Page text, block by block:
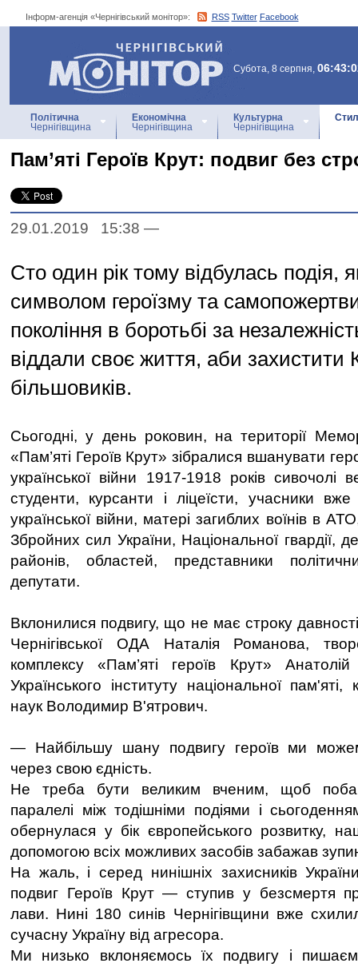
Інформ-агенція «Чернігівський монітор»: RSS Twitter Facebook
Інформ-агенція
«Чернігівський монітор»
Субота, 8 серпня,
Політична
Чернігівщина
Економічна
Чернігівщина
Культурна
Чернігівщина
Пам’яті Героїв Крут: подвиг без
29.01.2019 15:38 —
Сто один рік тому відбулась подія,
символом героїзму та
покоління в боротьбі за
віддали своє життя, аби захистити
більшовиків.
Сьогодні, у день роковин, на території
«Пам’яті Героїв Крут» зібралися вшанувати
української війни 1917-1918 років сивочолі
студенти, курсанти і ліцеїсти, учасники вже
української війни, матері загиблих воїнів в
Збройних сил України, Національної гвардії,
районів, областей, представники
депутати.
Вклонилися подвигу, що не має строку
Чернігівської ОДА Наталія Романова,
комплексу «Пам’яті героїв Крут»
Українського інституту національної пам'яті,
наук Володимир В'ятрович.
— Найбільшу шану подвигу героїв ми
через свою єдність.
Не треба бути великим вченим, щоб
паралелі між тодішніми подіями і
обернулася у бік європейського розвитку,
допомогою всіх можливих засобів забажав
На жаль, і серед нинішніх захисників
подвиг Героїв Крут — ступив у безсмертя
лави. Нині 180 синів Чернігівщини вже
сучасну Україну від агресора.
Ми низько вклоняємось їх подвигу і